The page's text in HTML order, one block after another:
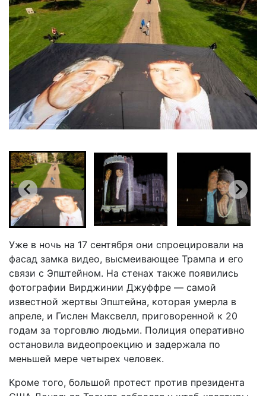
Уже в ночь на 17 сентября они спроецировали на
фасад замка видео, высмеивающее Трампа и его
связи с Эпштейном. На стенах также появились
фотографии Вирджинии Джуффре — самой
известной жертвы Эпштейна, которая умерла в
апреле, и Гислен Максвелл, приговоренной к 20
годам за торговлю людьми. Полиция оперативно
остановила видеопроекцию и задержала по
меньшей мере четырех человек.
Кроме того, большой протест против президента